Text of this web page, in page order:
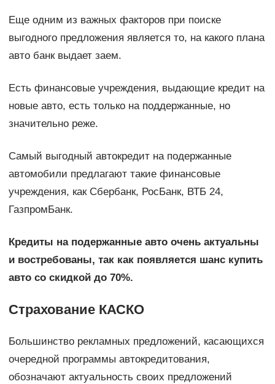
Еще одним из важных факторов при поиске
выгодного предложения является то, на какого плана
авто банк выдает заем.
Есть финансовые учреждения, выдающие кредит на
новые авто, есть только на поддержанные, но
значительно реже.
Самый выгодный автокредит на подержанные
автомобили предлагают такие финансовые
учреждения, как Сбербанк, РосБанк, ВТБ 24,
ГазпромБанк.
Кредиты на подержанные авто очень актуальны
и востребованы, так как появляется шанс купить
авто со скидкой до 70%.
Страхование КАСКО
Большинство рекламных предложений, касающихся
очередной программы автокредитования,
обозначают актуальность своих предложений